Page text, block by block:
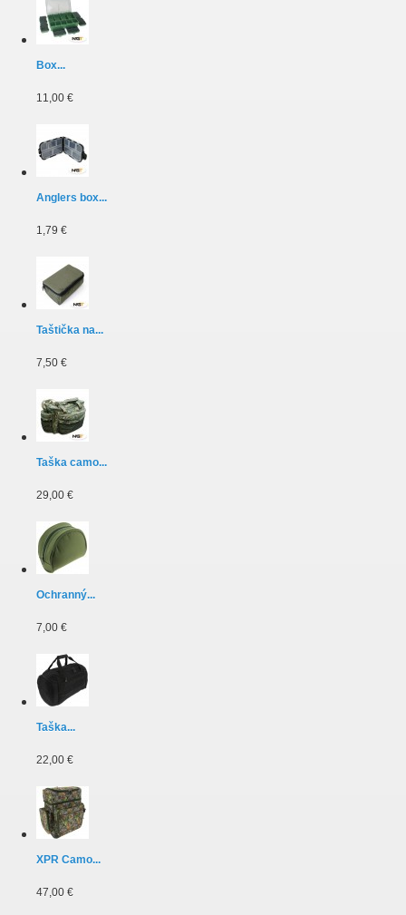
Box...
11,00 €
Anglers box...
1,79 €
Taštička na...
7,50 €
Taška camo...
29,00 €
Ochranný...
7,00 €
Taška...
22,00 €
XPR Camo...
47,00 €